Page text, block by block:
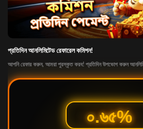
প্রতিদিন আনলিমিটেড রেফারেল কমিশন!
আপনি রেফার করুন, আমরা পুরস্কৃত করব! প্রতিদিন উপভোগ করুন
০.৬৫%